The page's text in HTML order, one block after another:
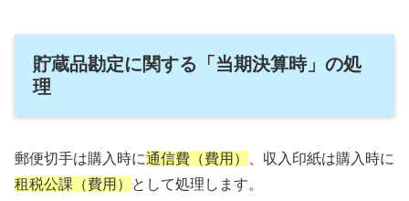
貯蔵品勘定に関する「当期決算時」の処
理
郵便切手は購入時に通信費（費用）
、収入印紙は購入時に
租税公課（費用）
として処理します。